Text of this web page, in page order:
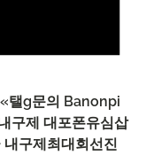
«탤g문의 Banonpi
구제 대포폰유심삽
구제최대회선진